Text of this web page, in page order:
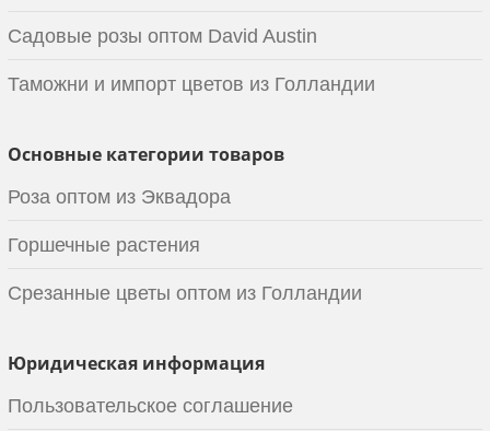
Садовые розы оптом David Austin
Таможни и импорт цветов из Голландии
Основные категории товаров
Роза оптом из Эквадора
Горшечные растения
Срезанные цветы оптом из Голландии
Юридическая информация
Пользовательское соглашение